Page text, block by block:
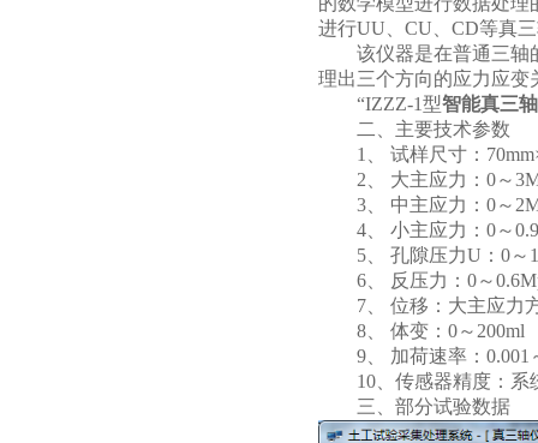
进行UU、CU、CD等真
该仪器是在普通三轴的
理出三个方向的应力应变
“IZZZ-1型智能真三
二、主要技术参数
1、 试样尺寸：
2、 大主应力：0～
3、 中主应力：0～
4、 小主应力：0～
5、 孔隙压力U：0～
6、 反压力：0～
7、 位移：大主应力方
8、 体变：0～200ml
9、 加荷速率：0.001
10、传感器精度：系
三、部分试验数据